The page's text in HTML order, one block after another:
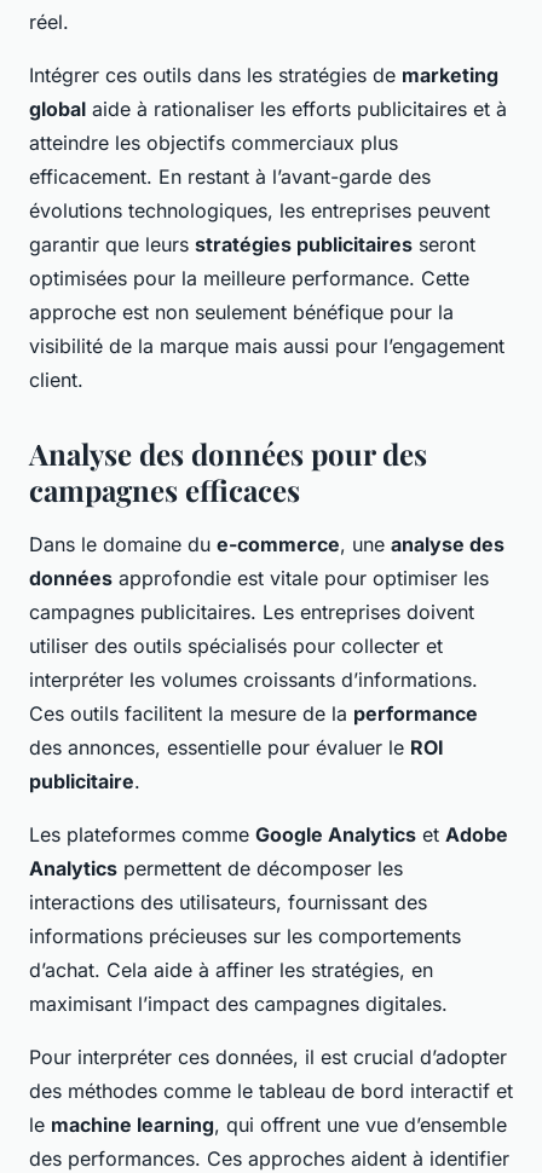
réel.
Intégrer ces outils dans les stratégies de marketing
global aide à rationaliser les efforts publicitaires et à
atteindre les objectifs commerciaux plus
efficacement. En restant à l’avant-garde des
évolutions technologiques, les entreprises peuvent
garantir que leurs stratégies publicitaires seront
optimisées pour la meilleure performance. Cette
approche est non seulement bénéfique pour la
visibilité de la marque mais aussi pour l’engagement
client.
Analyse des données pour des
campagnes efficaces
Dans le domaine du e-commerce, une analyse des
données approfondie est vitale pour optimiser les
campagnes publicitaires. Les entreprises doivent
utiliser des outils spécialisés pour collecter et
interpréter les volumes croissants d’informations.
Ces outils facilitent la mesure de la performance
des annonces, essentielle pour évaluer le ROI
publicitaire.
Les plateformes comme Google Analytics et Adobe
Analytics permettent de décomposer les
interactions des utilisateurs, fournissant des
informations précieuses sur les comportements
d’achat. Cela aide à affiner les stratégies, en
maximisant l’impact des campagnes digitales.
Pour interpréter ces données, il est crucial d’adopter
des méthodes comme le tableau de bord interactif et
le machine learning, qui offrent une vue d’ensemble
des performances. Ces approches aident à identifier